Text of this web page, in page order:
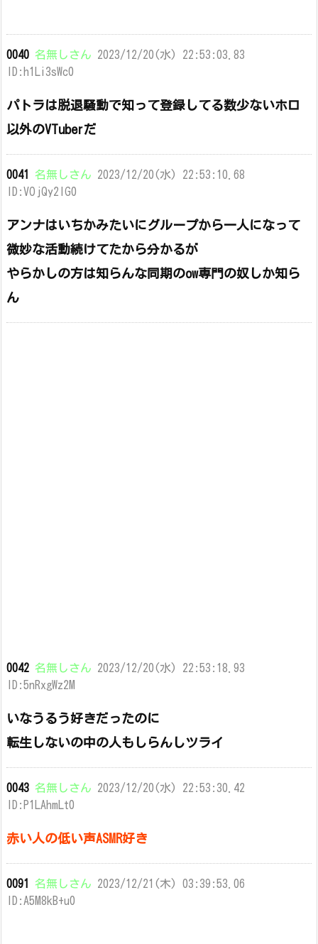
0040 名無しさん 2023/12/20(水) 22:53:03.83
ID:h1Li3sWc0
パトラは脱退騒動で知って登録してる数少ないホロ
以外のVTuberだ
0041 名無しさん 2023/12/20(水) 22:53:10.68
ID:VOjQy2lG0
アンナはいちかみたいにグループから一人になって
微妙な活動続けてたから分かるが
やらかしの方は知らんな同期のow専門の奴しか知ら
ん
0042 名無しさん 2023/12/20(水) 22:53:18.93
ID:5nRxgWz2M
いなうるう好きだったのに
転生しないの中の人もしらんしツライ
0043 名無しさん 2023/12/20(水) 22:53:30.42
ID:P1LAhmLt0
赤い人の低い声ASMR好き
0091 名無しさん 2023/12/21(木) 03:39:53.06
ID:A5M8kB+u0